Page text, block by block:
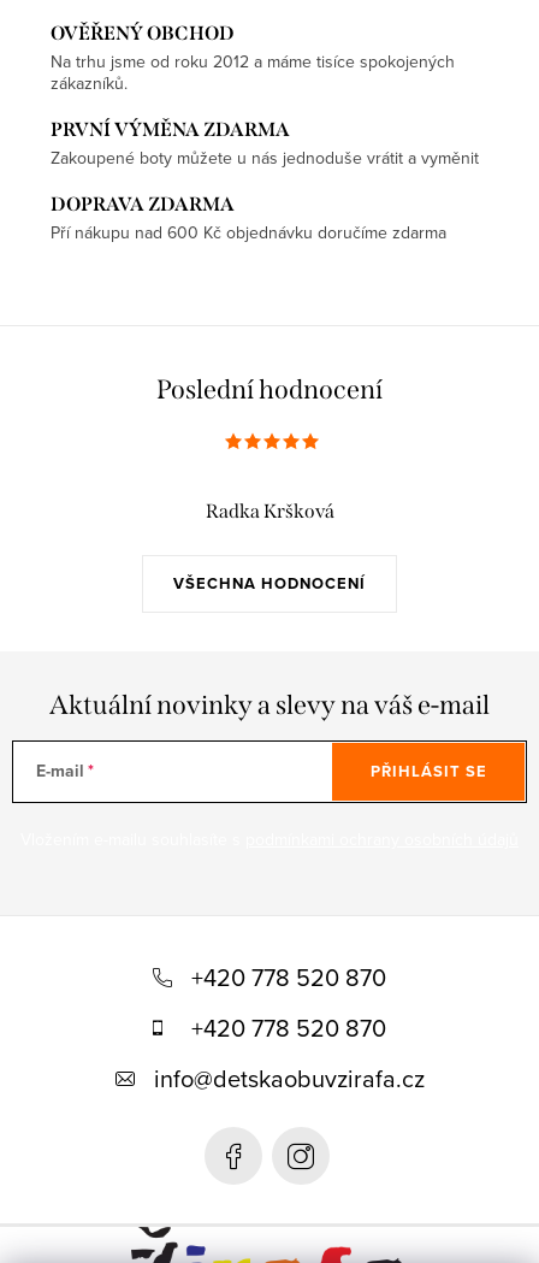
OVĚŘENÝ OBCHOD
Na trhu jsme od roku 2012 a máme tisíce spokojených
zákazníků.
PRVNÍ VÝMĚNA ZDARMA
Zakoupené boty můžete u nás jednoduše vrátit a vyměnit
DOPRAVA ZDARMA
Pří nákupu nad 600 Kč objednávku doručíme zdarma
Poslední hodnocení
VŠECHNA HODNOCENÍ
Radka Kršková
Aktuální novinky a slevy na váš e-mail
E-mail PŘIHLÁSIT SE
+420 778 520 870
+420 778 520 870
info@detskaobuvzirafa.cz